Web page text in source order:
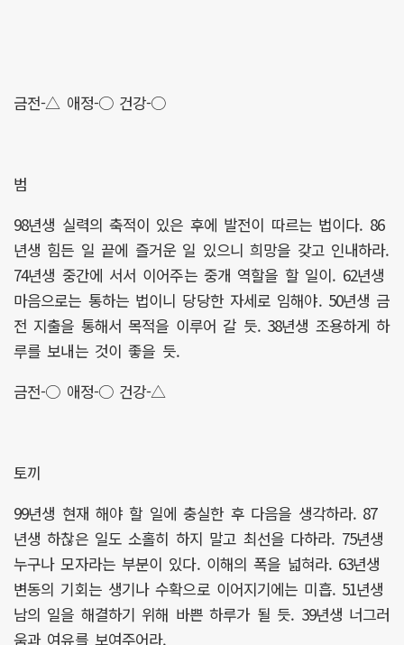
금전-△ 애정-○ 건강-○
범
98년생 실력의 축적이 있은 후에 발전이 따르는 법이다. 86
년생 힘든 일 끝에 즐거운 일 있으니 희망을 갖고 인내하라.
74년생 중간에 서서 이어주는 중개 역할을 할 일이. 62년생
마음으로는 통하는 법이니 당당한 자세로 임해야. 50년생 금
전 지출을 통해서 목적을 이루어 갈 듯. 38년생 조용하게 하
루를 보내는 것이 좋을 듯.
금전-○ 애정-○ 건강-△
토끼
99년생 현재 해야 할 일에 충실한 후 다음을 생각하라. 87
년생 하찮은 일도 소홀히 하지 말고 최선을 다하라. 75년생
누구나 모자라는 부분이 있다. 이해의 폭을 넓혀라. 63년생
변동의 기회는 생기나 수확으로 이어지기에는 미흡. 51년생
남의 일을 해결하기 위해 바쁜 하루가 될 듯. 39년생 너그러
움과 여유를 보여주어라.